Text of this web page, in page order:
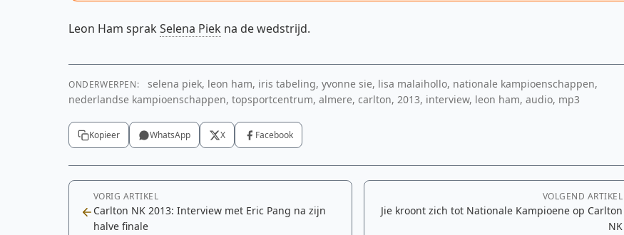
Leon Ham sprakSelena Piek na de wedstrijd.
ONDERWERPEN:
selena piek, leon ham, iris tabeling, yvonne sie, lisa malaihollo, nationale kampioenschappen,
nederlandse kampioenschappen, topsportcentrum, almere, carlton, 2013, interview, leon ham, audio, mp3
Kopieer WhatsApp X Facebook
VORIG ARTIKEL
Carlton NK 2013: Interview met Eric Pang na zijn
halve finale
VOLGEND ARTIKEL
Jie kroont zich tot Nationale Kampioene op Carlton
NK